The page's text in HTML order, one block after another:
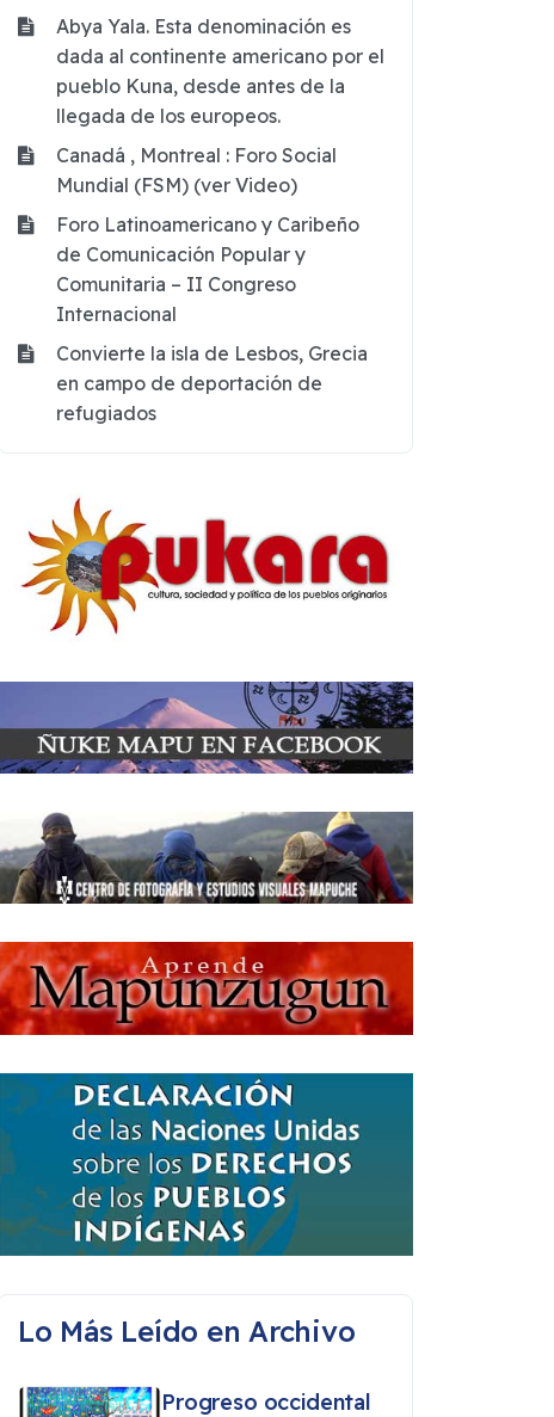
Abya Yala. Esta denominación es
dada al continente americano por el
pueblo Kuna, desde antes de la
llegada de los europeos.
Canadá , Montreal : Foro Social
Mundial (FSM) (ver Video)
Foro Latinoamericano y Caribeño
de Comunicación Popular y
Comunitaria – II Congreso
Internacional
Convierte la isla de Lesbos, Grecia
en campo de deportación de
refugiados
Lo Más Leído en Archivo
Progreso occidental